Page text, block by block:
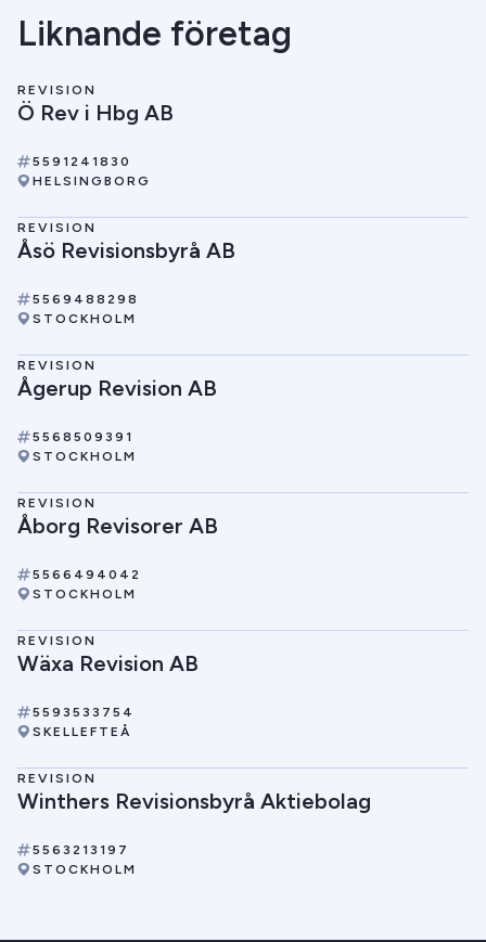
Liknande företag
REVISION
Ö Rev i Hbg AB
5591241830
HELSINGBORG
REVISION
Åsö Revisionsbyrå AB
5569488298
STOCKHOLM
REVISION
Ågerup Revision AB
5568509391
STOCKHOLM
REVISION
Åborg Revisorer AB
5566494042
STOCKHOLM
REVISION
Wäxa Revision AB
5593533754
SKELLEFTEÅ
REVISION
Winthers Revisionsbyrå Aktiebolag
5563213197
STOCKHOLM